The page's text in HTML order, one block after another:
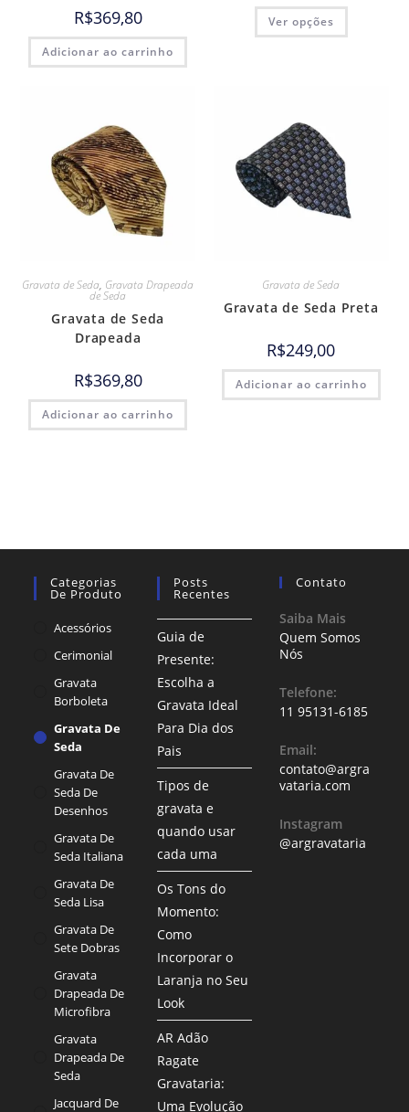
R$369,80
Adicionar ao carrinho
Ver opções
Gravata de Seda, Gravata Drapeada
de Seda
Gravata de Seda
Drapeada
R$369,80
Adicionar ao carrinho
Gravata de Seda
Gravata de Seda Preta
R$249,00
Adicionar ao carrinho
Categorias
De Produto
Acessórios
Cerimonial
Gravata
Borboleta
Gravata De
Seda
Gravata De
Seda De
Desenhos
Gravata De
Seda Italiana
Gravata De
Seda Lisa
Gravata De
Sete Dobras
Gravata
Drapeada De
Microfibra
Gravata
Drapeada De
Seda
Jacquard De
Posts
Recentes
Guia de
Presente:
Escolha a
Gravata Ideal
Para Dia dos
Pais
Tipos de
gravata e
quando usar
cada uma
Os Tons do
Momento:
Como
Incorporar o
Laranja no Seu
Look
AR Adão
Ragate
Gravataria:
Uma Evolução
Contato
Saiba Mais
Quem Somos
Nós
Telefone:
11 95131-6185
Email:
contato@argra
vataria.com
Instagram
@argravataria